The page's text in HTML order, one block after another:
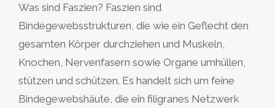
Was sind Faszien? Faszien sind
Bindegewebsstrukturen, die wie ein Geflecht den
gesamten Körper durchziehen und Muskeln,
Knochen, Nervenfasern sowie Organe umhüllen,
stützen und schützen. Es handelt sich um feine
Bindegewebshäute, die ein filigranes Netzwerk